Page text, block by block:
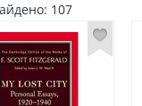
107